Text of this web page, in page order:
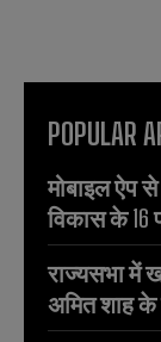
POPULAR
मोबाइल ऐप
विकास के 16
राज्यसभा में
अमित शाह के